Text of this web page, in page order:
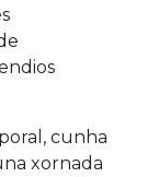
cunha
xornada